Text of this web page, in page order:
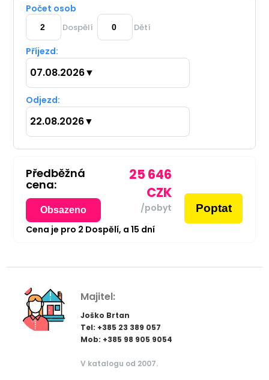
Počet osob
Dospělí Dětí
Příjezd:
07.08.2026▼
Odjezd:
22.08.2026▼
Předběžná
cena:
Obsazeno
25 646
CZK
/pobyt Poptat
Cena je pro 2 Dospělí, a 15 dní
Majitel:
Joško Brtan
Tel: +385 23 389 057
Mob: +385 98 905 9054
V katalogu od 2007.